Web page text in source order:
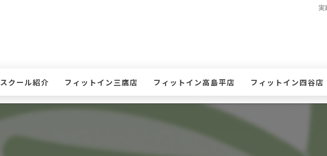
実
スクール紹介
コースレッスンについて
ジュニアゴルフレッスン
フィットイン三鷹店
スケジュール・タイムテーブル(三鷹店)
フィットイン高島平店
スケジュール・タイムテーブル(高島平店)
入会案内(高島平店)
フィットイン四谷店
入会案内(四谷店)